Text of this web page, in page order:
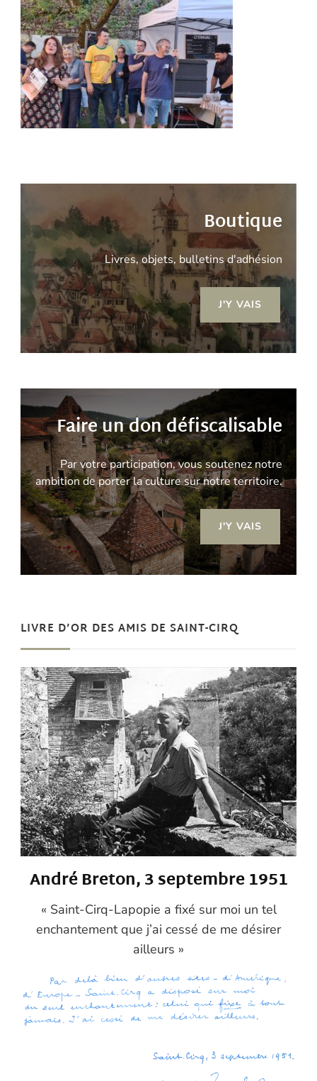
Boutique
Livres, objets, bulletins d'adhésion
J'Y VAIS
Faire un don défiscalisable
Par votre participation, vous soutenez notre
ambition de porter la culture sur notre territoire.
J'Y VAIS
LIVRE D’OR DES AMIS DE SAINT-CIRQ
André Breton, 3 septembre 1951
« Saint-Cirq-Lapopie a fixé sur moi un tel
enchantement que j’ai cessé de me désirer
ailleurs »